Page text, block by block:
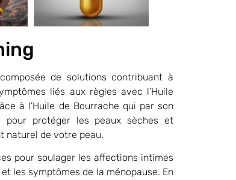
de solutions contribuant à
liés aux règles avec l’Huile
à l’Huile de Bourrache qui par son
pour protéger les peaux sèches et
naturel de votre peau.
pour soulager les affections intimes
les symptômes de la ménopause. En